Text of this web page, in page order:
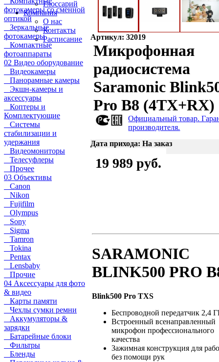
Глоссарий
Компания
О нас
Контакты
Расписание
фотокамеры со сменной
оптикой
Зеркальные
фотокамеры
Компактные
фотоаппараты
02 Видео оборудование
Видеокамеры
Панорамные камеры
Экшн-камеры и
аксессуары
Коптеры и
Комплектующие
Системы
стабилизации и
удержания
Видеомониторы
Телесуфлеры
Прочее
03 Объективы
Canon
Nikon
Fujifilm
Olympus
Sony
Sigma
Tamron
Tokina
Pentax
Lensbaby
Прочие
04 Аксессуары для фото
& видео
Карты памяти
Чехлы сумки ремни
Аккумуляторы &
зарядки
Батарейные блоки
Фильтры
Бленды
Артикул: 32019
Микрофонная
радиосистема
Saramonic
Pro B8 (4TX+RX)
Официальный товар.
производителя.
Дата прихода: На заказ
19 989 руб.
SARAMONIC
BLINK500 PRO
Blink500 Pro TXS
Беспроводной передатчик 2,4
Встроенный всенаправленный
микрофон профессионального
качества
Зажимная конструкция для
без помощи рук